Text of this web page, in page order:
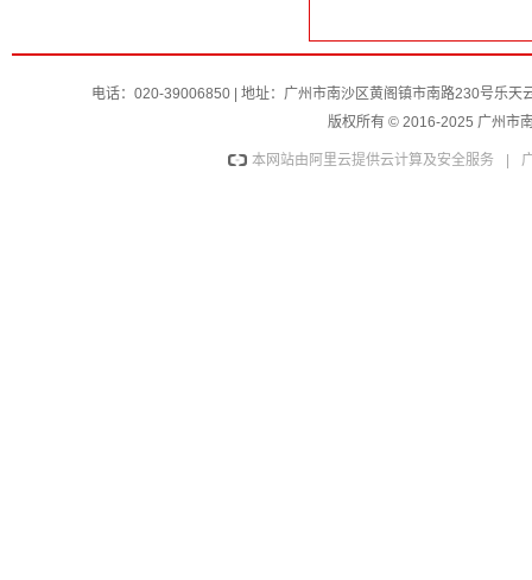
电话：020-39006850 | 地址：广州市南沙区黄阁镇市南路230号乐
版权所有 © 2016-2025 广州市
本网站由阿里云提供云计算及安全服务